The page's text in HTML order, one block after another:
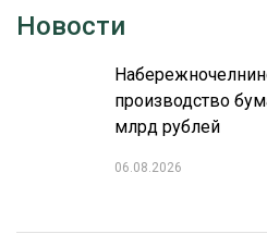
ДЕРЕВЯННОЕ ДОМОСТРОЕНИЕ
БЕЗОПАСНОЕ ПРОИЗВОДСТВО
Новости
производство
млрд рублей
06.08.2026